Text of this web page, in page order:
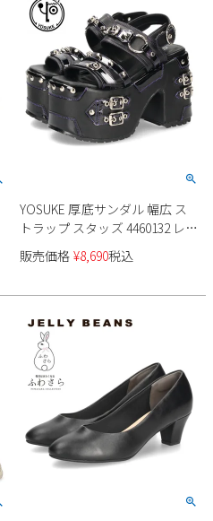
YOSUKE 厚底サンダル 幅広 ス
トラップ スタッズ 4460132 レデ
ィース
販売価格 ¥8,690税込